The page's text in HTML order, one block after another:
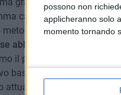
possono non
applicheranno solo
momento tornando
calato dall'alto e
metodo innovativo - è la
abbia moltissimo da offrire
il programma
basato su forme
attuale di fare politica.